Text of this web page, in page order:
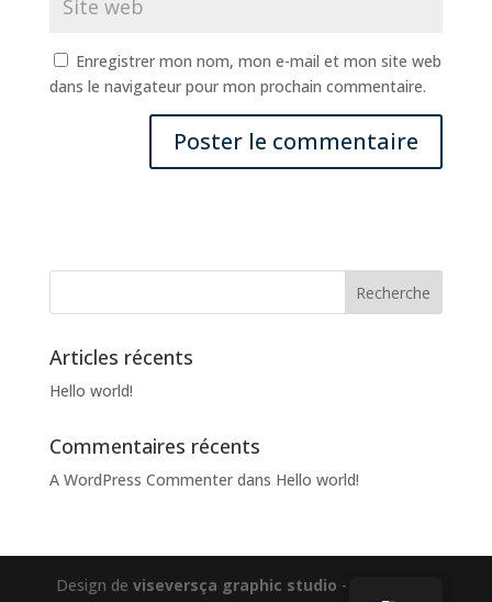
Enregistrer mon nom, mon e-mail et mon site web
dans le navigateur pour mon prochain commentaire.
Articles récents
Hello world!
Commentaires récents
A WordPress Commenterdans Hello world!
Design de viseversça graphic studio -